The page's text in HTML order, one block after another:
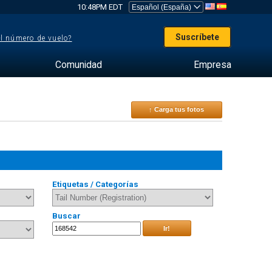
10:48PM EDT
número de vuelo? Suscríbete
Comunidad Empresa
↑ Carga tus fotos
Etiquetas / Categorías
Buscar
Ir!